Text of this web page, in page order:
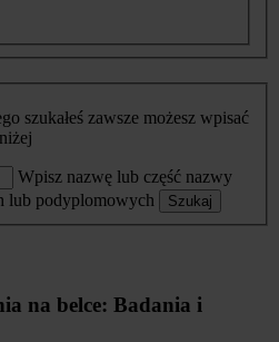
szukałeś zawsze możesz wpisać
Wpisz nazwę lub część nazwy
lub podyplomowych
Szukaj
na belce: Badania i